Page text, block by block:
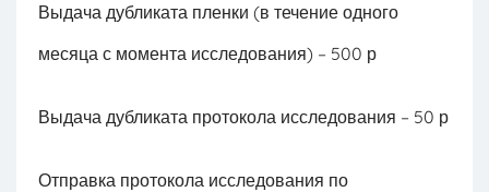
Выдача дубликата пленки (в течение одного
месяца с момента исследования) – 500 р
Выдача дубликата протокола исследования – 50 р
Отправка протокола исследования по